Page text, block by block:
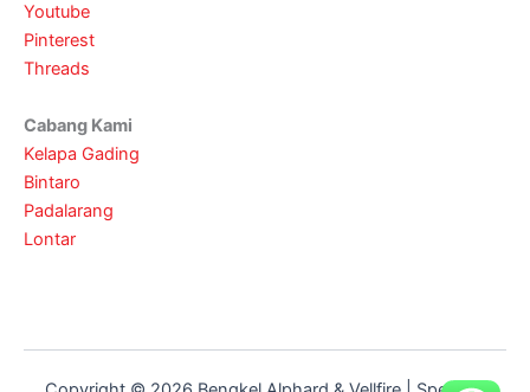
Youtube
Pinterest
Threads
Cabang Kami
Kelapa Gading
Bintaro
Padalarang
Lontar